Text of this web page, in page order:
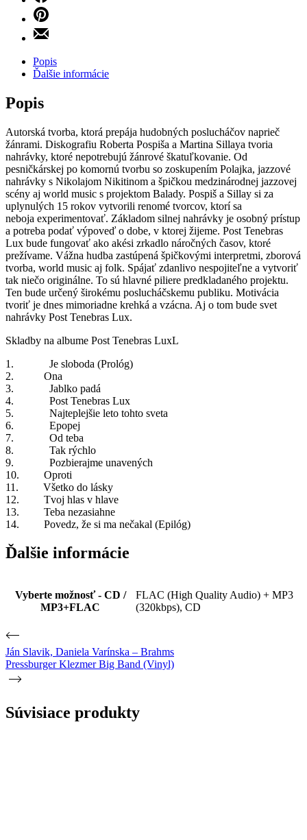
Tenebras
Lux
Popis
Ďalšie informácie
Popis
Autorská tvorba, ktorá prepája hudobných poslucháčov naprieč
žánrami. Diskografiu Roberta Pospiša a Martina Sillaya tvoria
nahrávky, ktoré nepotrebujú žánrové škatuľkovanie. Od
pesničkárskej po komornú tvorbu so zoskupením Polajka, jazzové
nahrávky s Nikolajom Nikitinom a špičkou medzinárodnej jazzovej
scény aj world music s projektom Balady. Pospiš a Sillay si za
uplynulých 15 rokov vytvorili renomé tvorcov, ktorí sa
neboja experimentovať. Základom silnej nahrávky je osobný prístup
a potreba podať výpoveď o dobe, v ktorej žijeme. Post Tenebras
Lux bude fungovať ako akési zrkadlo náročných časov, ktoré
prežívame. Vážna hudba zastúpená špičkovými interpretmi, zborová
tvorba, world music aj folk. Spájať zdanlivo nespojiteľne a vytvoriť
tak niečo originálne. To sú hlavné piliere predkladaného projektu.
Ten bude určený širokému poslucháčskemu publiku. Motivácia
tvoriť je dnes mimoriadne krehká a vzácna. Aj o tom bude svet
nahrávky Post Tenebras Lux.
Skladby na albume Post Tenebras LuxL
1. Je sloboda (Prológ)
2. Ona
3. Jablko padá
4. Post Tenebras Lux
5. Najteplejšie leto tohto sveta
6. Epopej
7. Od teba
8. Tak rýchlo
9. Pozbierajme unavených
10. Oproti
11. Všetko do lásky
12. Tvoj hlas v hlave
13. Teba nezasiahne
14. Povedz, že si ma nečakal (Epilóg)
Ďalšie informácie
Vyberte možnosť - CD /
MP3+FLAC
FLAC (High Quality Audio) + MP3
(320kbps), CD
Ján Slavik, Daniela Varínska – Brahms
Pressburger Klezmer Big Band (Vinyl)
Súvisiace produkty